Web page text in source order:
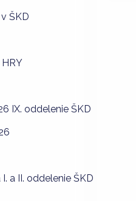
ŠKD
IX. oddelenie ŠKD
a II. oddelenie ŠKD